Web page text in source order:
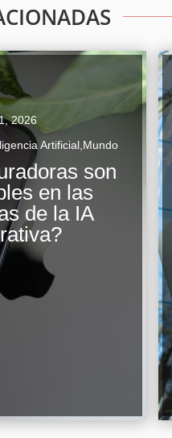
2026
Artificial,Mundo
son
en las
de la IA
generativa ha
forma en que los
a información sobre
incluyendo el sector...
Leyendo